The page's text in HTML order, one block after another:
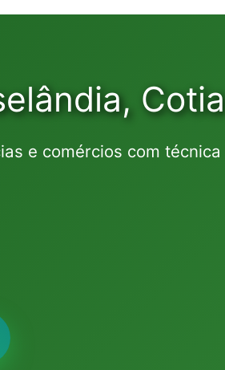
e comércios com técnica